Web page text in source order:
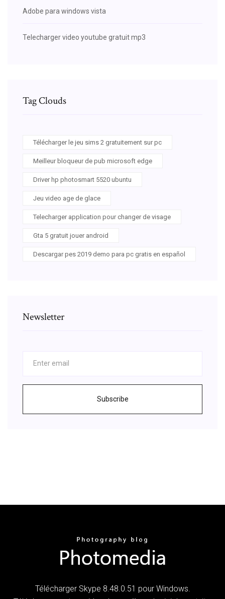
Adobe para windows vista
Telecharger video youtube gratuit mp3
Tag Clouds
Télécharger le jeu sims 2 gratuitement sur pc
Meilleur bloqueur de pub microsoft edge
Driver hp photosmart 5520 ubuntu
Jeu video age de glace
Telecharger application pour changer de visage
Gta 5 gratuit jouer android
Descargar pes 2019 demo para pc gratis en español
Newsletter
Subscribe
Télécharger Skype 8.48.0.51 pour Windows.